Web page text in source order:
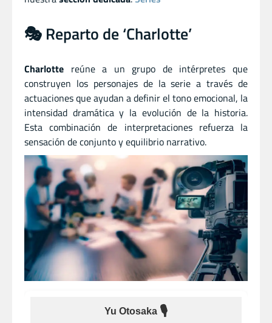
🎭 Reparto de ‘Charlotte’
Charlotte reúne a un grupo de intérpretes que
construyen los personajes de la serie a través de
actuaciones que ayudan a definir el tono emocional, la
intensidad dramática y la evolución de la historia.
Esta combinación de interpretaciones refuerza la
sensación de conjunto y equilibrio narrativo.
Yu Otosaka 🎙